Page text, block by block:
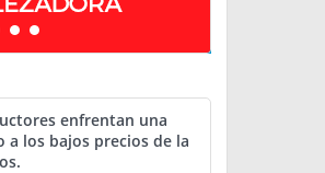
enfrentan una
los bajos precios de la